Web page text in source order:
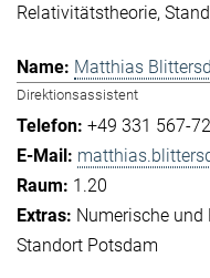
Relativitätstheorie
Matthias
Direktionsassistent
+49 331 567-
1.20
Numerische
Standort Potsdam